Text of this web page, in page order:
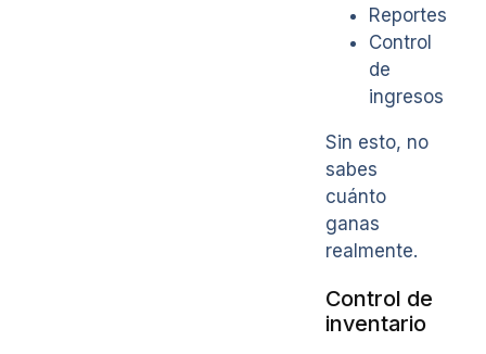
Reportes
Control
de
ingresos
Sin esto, no
sabes
cuánto
ganas
realmente.
Control de
inventario